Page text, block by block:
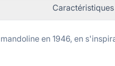
Caractéristiques
en 1946, en